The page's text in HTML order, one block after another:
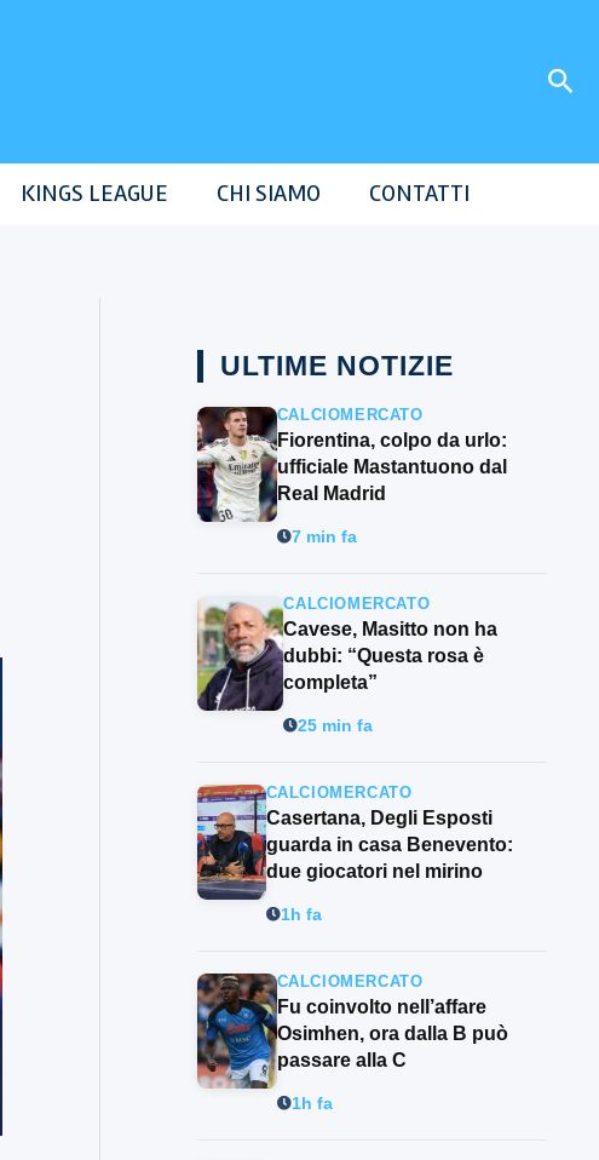
KINGS LEAGUE CHI SIAMO CONTATTI
ULTIME NOTIZIE
CALCIOMERCATO
Fiorentina, colpo da urlo:
ufficiale Mastantuono dal
Real Madrid
7 min fa
CALCIOMERCATO
Cavese, Masitto non ha
dubbi: “Questa rosa è
completa”
25 min fa
CALCIOMERCATO
Casertana, Degli Esposti
guarda in casa Benevento:
due giocatori nel mirino
1h fa
CALCIOMERCATO
Fu coinvolto nell’affare
Osimhen, ora dalla B può
passare alla C
1h fa